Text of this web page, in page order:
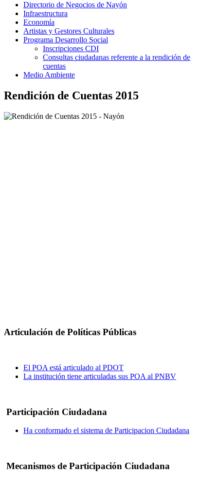
Directorio de Negocios de Nayón
Infraestructura
Economía
Artistas y Gestores Culturales
Programa Desarrollo Social
Inscripciones CDI
Consultas ciudadanas referente a la rendición de
cuentas
Medio Ambiente
Rendición de Cuentas 2015
Articulación de Políticas Públicas
El POA está articulado al PDOT
La institución tiene articuladas sus POA al PNBV
Participación Ciudadana
Ha conformado el sistema de Participacion Ciudadana
Mecanismos de Participación Ciudadana